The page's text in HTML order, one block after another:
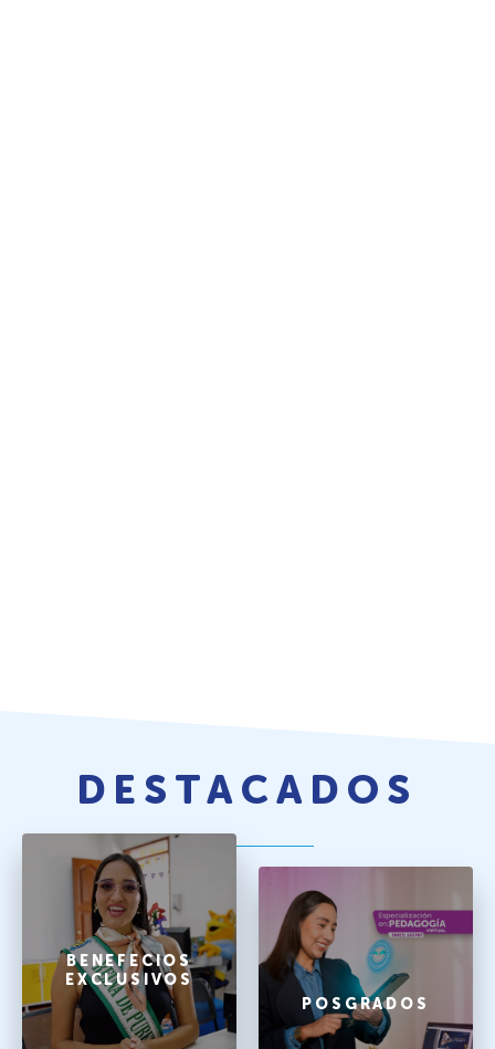
DESTACADOS
BENEFECIOS
EXCLUSIVOS
POSGRADOS